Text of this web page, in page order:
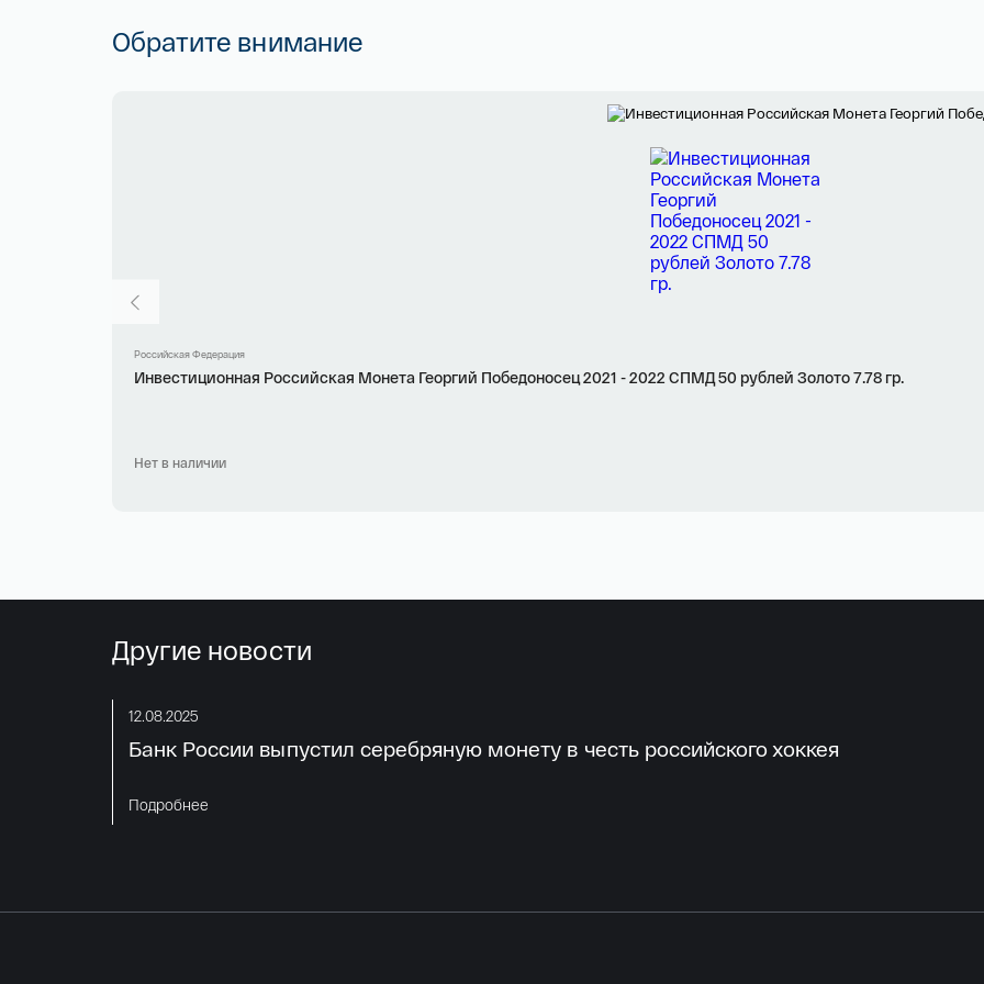
Обратите внимание
Российская Федерация
Инвестиционная Российская Монета Георгий Победоносец 2021 - 2022 СПМД 50 рублей Золото 7.78 гр.
Нет в наличии
Другие новости
12.08.2025
Банк России выпустил серебряную монету в честь российского хоккея
Подробнее